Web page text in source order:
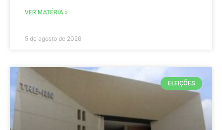
VER MATÉRIA »
5 de agosto de 2026
ELEIÇÕES